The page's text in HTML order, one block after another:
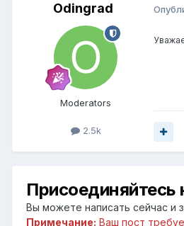
Odingrad
Moderators
2.5k
Вы можете написать сейчас и
Примечание: Ваш пост